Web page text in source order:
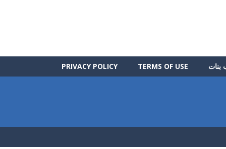
PRIVACY POLICY TERMS OF USE بنات